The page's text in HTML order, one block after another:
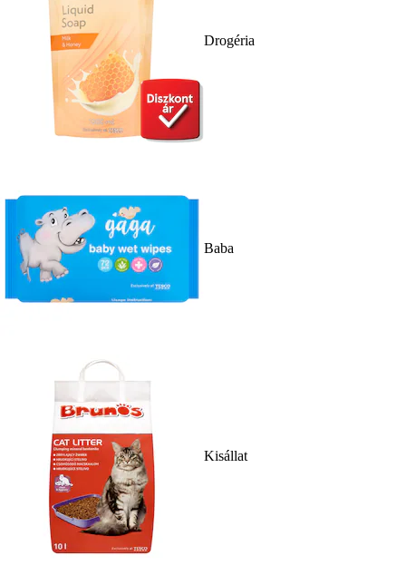
Drogéria
Baba
Kisállat